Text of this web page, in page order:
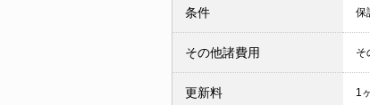
条件 保
その他諸費用 そ
更新料 1